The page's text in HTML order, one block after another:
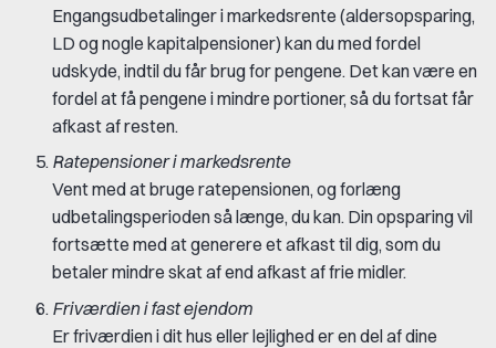
Engangsudbetalinger i markedsrente (aldersopsparing,
LD og nogle kapitalpensioner) kan du med fordel
udskyde, indtil du får brug for pengene. Det kan være en
fordel at få pengene i mindre portioner, så du fortsat får
afkast af resten.
Ratepensioner i markedsrente
Vent med at bruge ratepensionen, og forlæng
udbetalingsperioden så længe, du kan. Din opsparing vil
fortsætte med at generere et afkast til dig, som du
betaler mindre skat af end afkast af frie midler.
Friværdien i fast ejendom
Er friværdien i dit hus eller lejlighed er en del af dine